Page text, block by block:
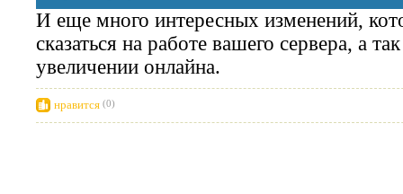
И еще много интересных изменений,
сказаться на работе вашего сервера, а
увеличении онлайна.
нравится (0)